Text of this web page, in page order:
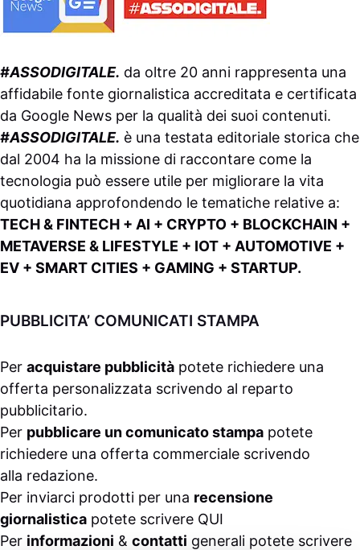
#ASSODIGITALE. da oltre 20 anni rappresenta una
affidabile fonte giornalistica accreditata e certificata
da Google News per la qualità dei suoi contenuti.
#ASSODIGITALE. è una testata editoriale storica che
dal 2004 ha la missione di raccontare come la
tecnologia può essere utile per migliorare la vita
quotidiana approfondendo le tematiche relative a:
TECH & FINTECH + AI + CRYPTO + BLOCKCHAIN +
METAVERSE & LIFESTYLE + IOT + AUTOMOTIVE +
EV + SMART CITIES + GAMING + STARTUP.
PUBBLICITA’ COMUNICATI STAMPA
Per acquistare pubblicità potete richiedere una
offerta personalizzata scrivendo al reparto
pubblicitario.
Per pubblicare un comunicato stampa potete
richiedere una offerta commerciale scrivendo
alla redazione.
Per inviarci prodotti per una recensione
giornalistica potete scrivere QUI
Per informazioni & contatti generali potete scrivere